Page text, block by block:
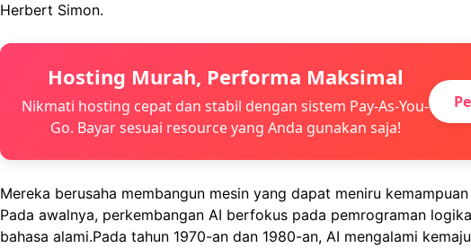
Herbert Simon.
Hosting Murah, Performa Maksimal
Nikmati hosting cepat dan stabil dengan sistem Pay-As-You-
Go. Bayar sesuai resource yang Anda gunakan saja!
Mereka berusaha membangun mesin yang dapat meniru
Pada awalnya, perkembangan AI berfokus pada pemrograman
bahasa alami.Pada tahun 1970-an dan 1980-an, AI mengalami